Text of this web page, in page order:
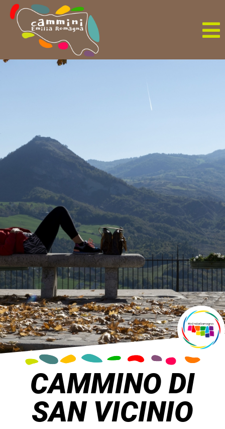
CAMMINO DI
SAN VICINIO